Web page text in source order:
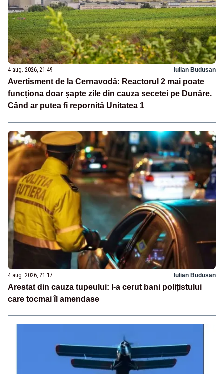
4 aug. 2026, 21:49 Iulian Budusan
Avertisment de la Cernavodă: Reactorul 2 mai poate
funcționa doar șapte zile din cauza secetei pe Dunăre.
Când ar putea fi repornită Unitatea 1
4 aug. 2026, 21:17 Iulian Budusan
Arestat din cauza tupeului: I-a cerut bani polițistului
care tocmai îl amendase